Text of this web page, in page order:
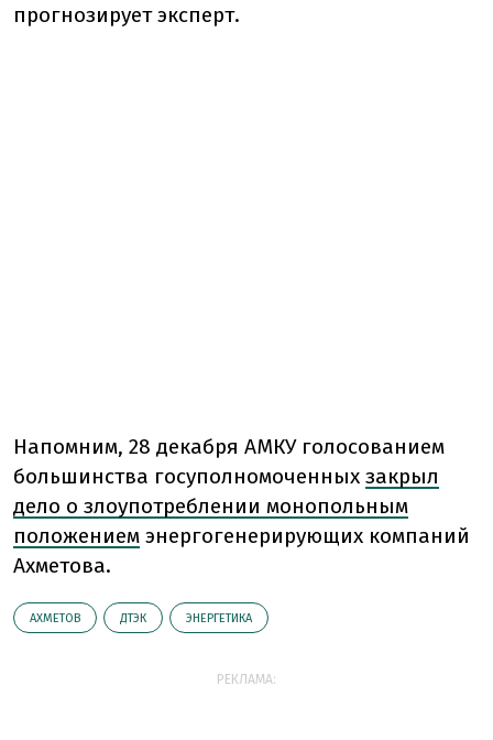
прогнозирует эксперт.
Напомним, 28 декабря АМКУ голосованием
большинства госуполномоченных закрыл
дело о злоупотреблении монопольным
положением энергогенерирующих компаний
Ахметова.
АХМЕТОВ ДТЭК ЭНЕРГЕТИКА
РЕКЛАМА: